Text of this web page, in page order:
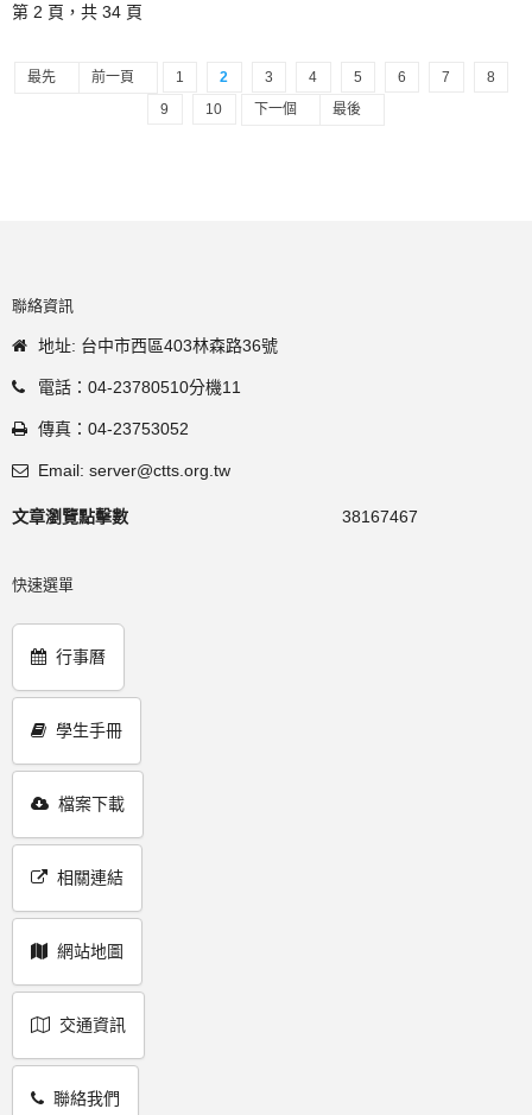
第 2 頁，共 34 頁
最先 前一頁 1 2 3 4 5 6 7
8
9
10 下一個 最後
聯絡資訊
地址: 台中市西區403林森路36號
電話：04-23780510分機11
傳真：04-23753052
Email: server@ctts.org.tw
文章瀏覽點擊數 38167467
快速選單
行事曆
學生手冊
檔案下載
相關連結
網站地圖
交通資訊
聯絡我們